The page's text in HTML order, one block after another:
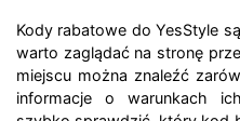
Kody rabatowe do YesStyle
warto zaglądać na stronę
miejscu można znaleźć
informacje o warunkach